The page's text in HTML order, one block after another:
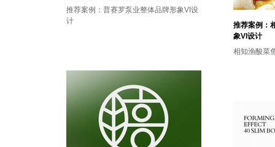
推荐案例：
象VI设计
相知渔酸菜
推荐案例：普赛罗泵业整体品牌形象VI设
计